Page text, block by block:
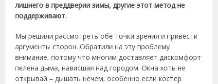
лишнего в преддверии зимы, другие этот метод не
поддерживают.
Мы решили рассмотреть обе точки зрения и привести
аргументы сторон. Обратили на эту проблему
внимание, потому что многим доставляет дискомфорт
пелена дыма, нависшая над городом. Окна хоть не
открывай – дышать нечем, особенно если костер